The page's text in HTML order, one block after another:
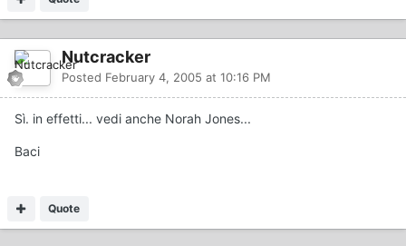
Nutcracker
Posted February 4, 2005 at 10:16 PM
Sì. in effetti... vedi anche Norah Jones...
Baci
Quote